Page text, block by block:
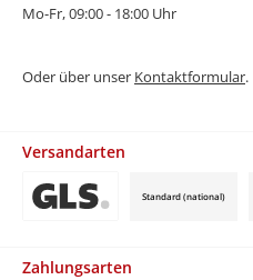
Mo-Fr, 09:00 - 18:00 Uhr
Oder über unser Kontaktformular.
Versandarten
Standard (national)
Zahlungsarten